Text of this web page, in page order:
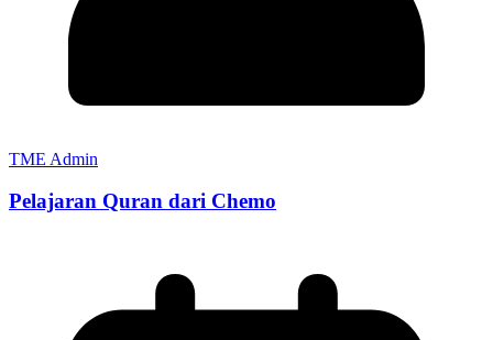
TME Admin
Pelajaran Quran dari Chemo